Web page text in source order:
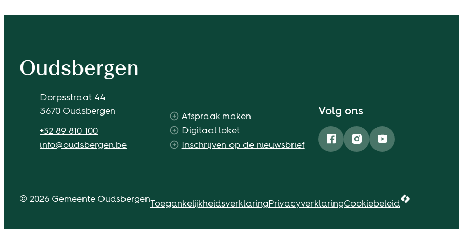
Contact & openingsuren
Oudsbergen
AdresDorpsstraat 44
,3670 Oudsbergen
+32 89 810 100
E-mailinfo@oudsbergen.be
Afspraak maken
Digitaal loket
Inschrijven op de nieuwsbrief
Volg ons
FacebookInstagramYouTube
© 2026 Gemeente OudsbergenToegankelijkheidsverklaringPrivacyverklaringCookiebeleidLCP nv 2026